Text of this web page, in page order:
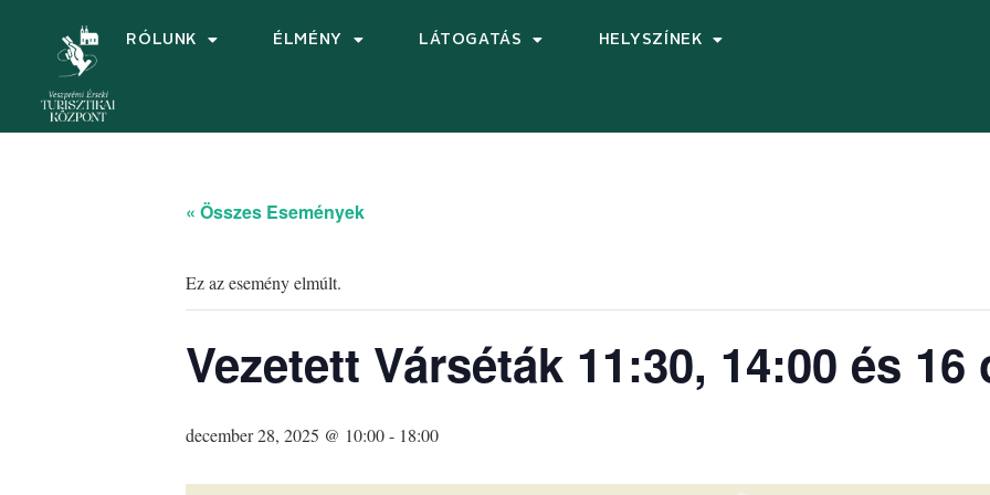
RÓLUNK ÉLMÉNY LÁTOGATÁS HELYSZÍNEK
« Összes Események
Ez az esemény elmúlt.
Vezetett Várséták 11:30, 14:00 és 16
december 28, 2025 @ 10:00- 18:00